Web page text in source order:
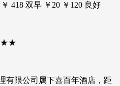
418 双早 ￥20 ￥120 良好
限公司属下喜百年酒店，距